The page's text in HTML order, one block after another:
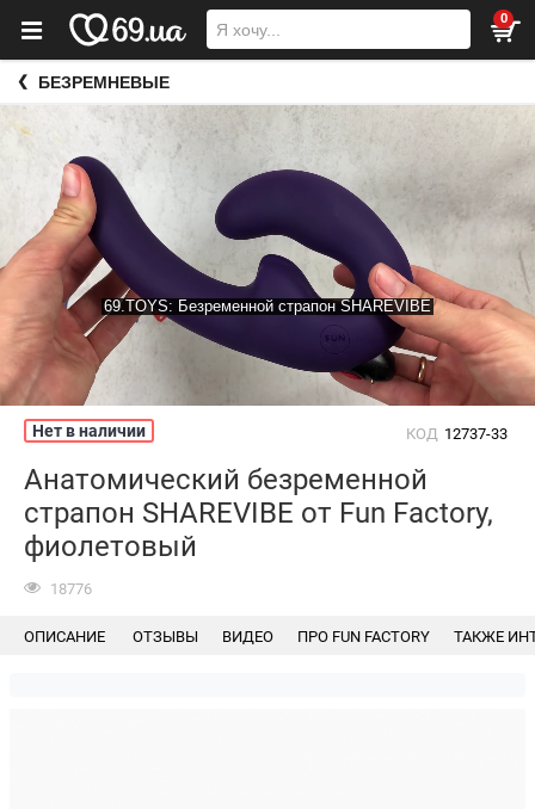
0
БЕЗРЕМНЕВЫЕ
Нет в наличии КОД 12737-33
Анатомический безременной
страпон SHAREVIBE от Fun Factory,
фиолетовый
18776
ОПИСАНИЕ ОТЗЫВЫ ВИДЕО ПРО FUN FACTORY ТАКЖЕ